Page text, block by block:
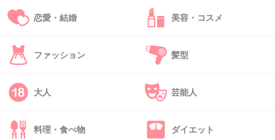
38. 匿名 2026/06/03(水) 09:49:36
>>12
セブン1人負けだもんね またセブンかしっかりしてくれっ
2件の返信
恋愛・結婚 美容・コスメ
ファッション 髪型
大人 芸能人
料理・食べ物 ダイエット